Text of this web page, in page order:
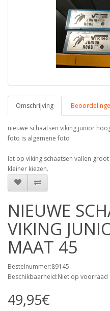
Omschrijving
nieuwe schaatsen viking junior
foto is algemene foto
let op viking schaatsen vallen
kleiner kiezen.
NIEUWE
VIKING
MAAT 45
Bestelnummer:89145
Beschikbaarheid:Niet op voorraad
49,95€